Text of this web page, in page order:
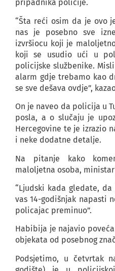
pripadnika policije.
“Šta reći osim da je ovo
nas je posebno sve
izvršiocu koji je
koji se usudio ući u
policijske službenike.
alarm gdje trebamo kao
se sve dešava ovdje”,
On je naveo da policija u
posla, a o slučaju je
Hercegovine te je izrazio
i neke dodatne detalje.
Na pitanje kako
maloljetna osoba,
“Ljudski kada gledate,
vas 14-godišnjak napasti
policajac preminuo”.
Habibija je najavio
objekata od posebnog
Podsjetimo, u četvrtak